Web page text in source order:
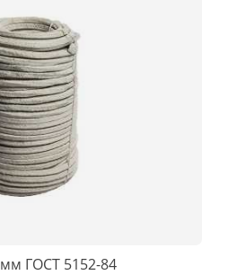
ГОСТ 5152-84